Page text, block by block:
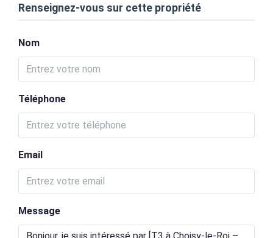
Renseignez-vous sur cette propriété
Nom
Téléphone
Email
Message